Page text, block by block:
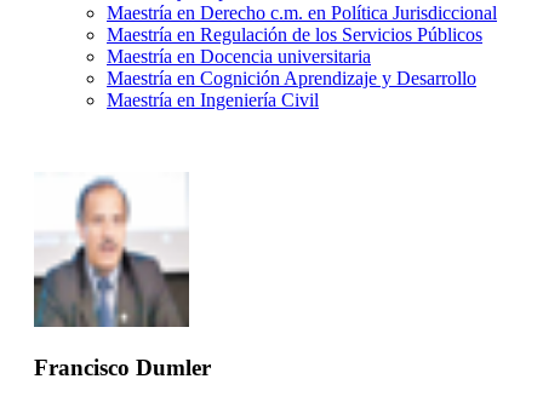
Maestría en Derecho c.m. en Política Jurisdiccional
Maestría en Regulación de los Servicios Públicos
Maestría en Docencia universitaria
Maestría en Cognición Aprendizaje y Desarrollo
Maestría en Ingeniería Civil
Francisco Dumler